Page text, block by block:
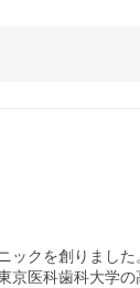
クを創りまし
京医科歯科大学